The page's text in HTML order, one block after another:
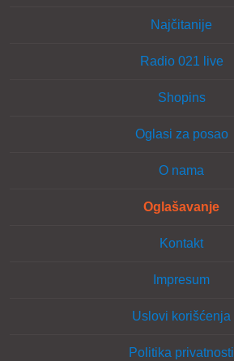
Najčitanije
Radio 021 live
Shopins
Oglasi za posao
O nama
Oglašavanje
Kontakt
Impresum
Uslovi korišćenja
Politika privatnosti